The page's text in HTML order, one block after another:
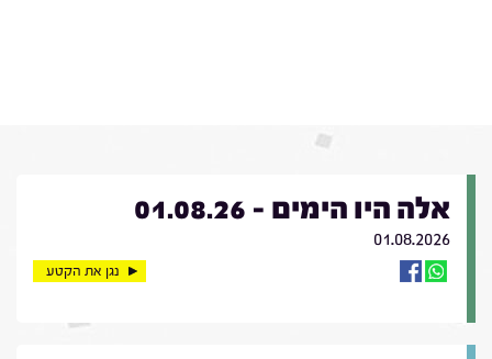
אלה היו הימים - 01.08.26
01.08.2026
נגן את הקטע